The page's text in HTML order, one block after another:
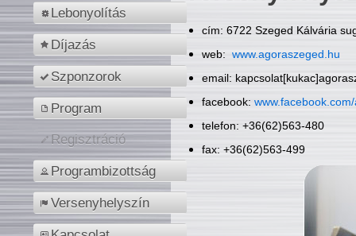
Lebonyolítás
Díjazás
Szponzorok
Program
Regisztráció
Programbizottság
Versenyhelyszín
cím: 6722 Szeged Kálvária
web: www.agoraszeged.hu
email:
facebook:
telefon: +36(62)563-480
fax: +36(62)563-499